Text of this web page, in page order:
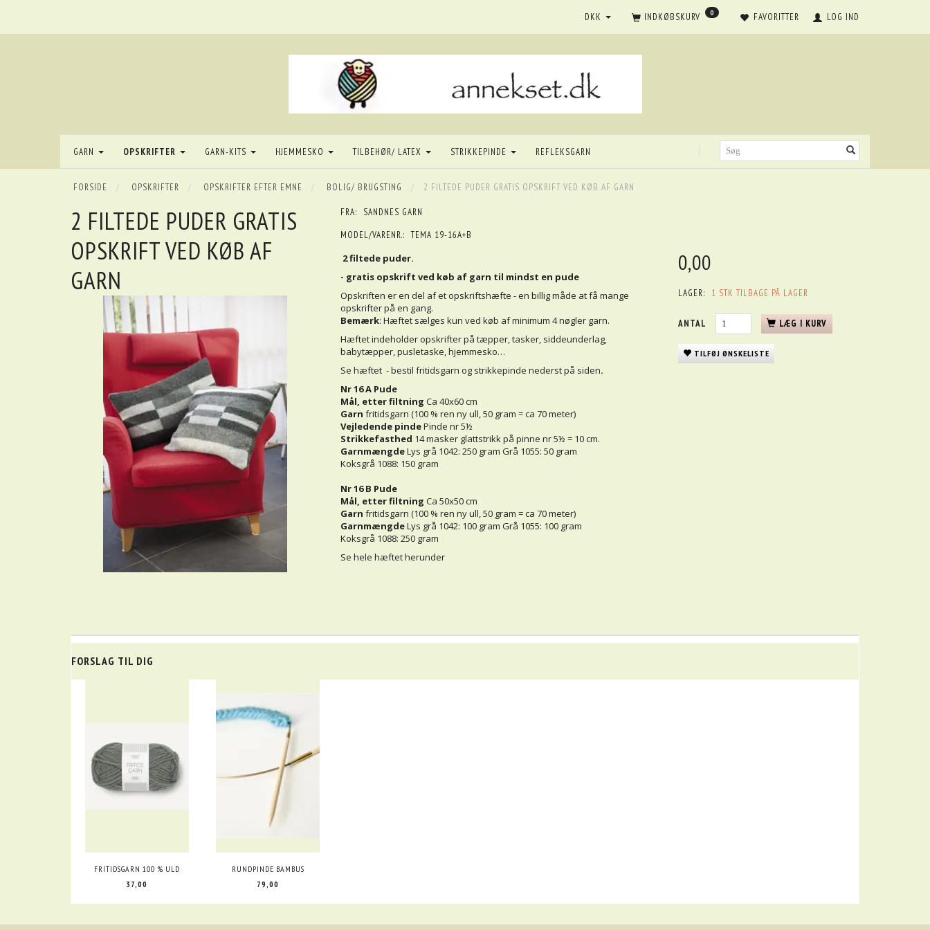
FAVORITTER LOG IND
INDKØBSKURV 0
DKK
GARN OPSKRIFTER GARN-KITS HJEMMESKO TILBEHØR/ LATEX STRIKKEPINDE REFLEKSGARN
FORSIDE OPSKRIFTER OPSKRIFTER EFTER EMNE BOLIG/ BRUGSTING 2 FILTEDE PUDER GRATIS OPSKRIFT VED KØB AF GARN
2 FILTEDE PUDER GRATIS
OPSKRIFT VED KØB AF
GARN
FRA:
SANDNES GARN
MODEL/VARENR.: TEMA 19-16A+B
2 filtede puder.
- gratis opskrift ved køb af garn til mindst en pude
Opskriften er en del af et opskriftshæfte - en billig måde at få mange
opskrifter på en gang.
Bemærk: Hæftet sælges kun ved køb af minimum 4 nøgler garn.
Hæftet indeholder opskrifter på tæpper, tasker, siddeunderlag,
babytæpper, pusletaske, hjemmesko…
Se hæftet - bestil fritidsgarn og strikkepinde nederst på siden.
Nr 16 A Pude
Mål, etter filtning Ca 40x60 cm
Garn fritidsgarn (100 % ren ny ull, 50 gram = ca 70 meter)
Vejledende pindePinde nr 5½
Strikkefasthed 14 masker glattstrikk på pinne nr 5½ = 10 cm.
GarnmængdeLys grå 1042: 250 gram Grå 1055: 50 gram
Koksgrå 1088: 150 gram
Nr 16 B Pude
Mål, etter filtning Ca 50x50 cm
Garn fritidsgarn (100 % ren ny ull, 50 gram = ca 70 meter)
GarnmængdeLys grå 1042: 100 gram Grå 1055: 100 gram
Koksgrå 1088: 250 gram
Se hele hæftet herunder
0,00
LAGER: 1 STK TILBAGE PÅ LAGER
ANTAL LÆG I KURV
TILFØJ ØNSKELISTE
FORSLAG TIL DIG
FRITIDSGARN 100 % ULD
37,00
RUNDPINDE BAMBUS
79,00